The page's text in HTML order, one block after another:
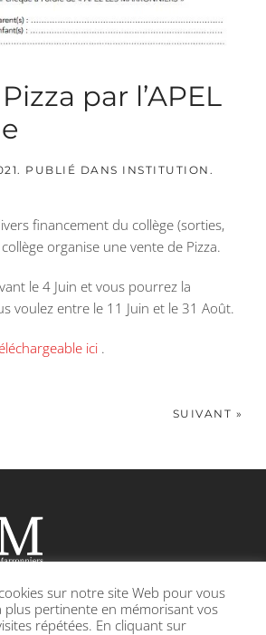
par l’APEL
. PUBLIÉ DANS INSTITUTION .
financement du collège (sorties,
collège organise une vente de Pizza.
le 4 Juin et vous pourrez la
voulez entre le 11 Juin et le 31 Août.
ici .
SUIVANT »
sous contrat d’association avec l’Etat
sur notre site Web pour vous
plus pertinente en mémorisant vos
répétées. En cliquant sur